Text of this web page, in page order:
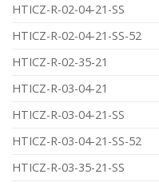
HTICZ-R-02-04-21-SS
HTICZ-R-02-04-21-SS-52
HTICZ-R-02-35-21
HTICZ-R-03-04-21
HTICZ-R-03-04-21-SS
HTICZ-R-03-04-21-SS-52
HTICZ-R-03-35-21-SS